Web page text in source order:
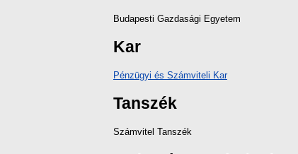
Budapesti Gazdasági Egyetem
Kar
Pénzügyi és Számviteli Kar
Tanszék
Számvitel Tanszék